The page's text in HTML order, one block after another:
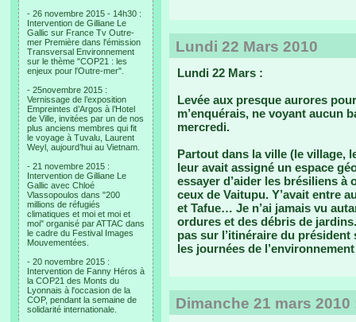
- 26 novembre 2015 - 14h30 :
Intervention de Gilliane Le
Gallic sur France Tv Outre-
mer Première dans l'émission
Transversal Environnement
sur le thème "COP21 : les
enjeux pour l'Outre-mer".
- 25novembre 2015 :
Vernissage de l’exposition
Empreintes d’Argos à l’Hotel
de Ville, invitées par un de nos
plus anciens membres qui fit
le voyage à Tuvalu, Laurent
Weyl, aujourd’hui au Vietnam.
- 21 novembre 2015 :
Intervention de Gilliane Le
Gallic avec Chloé
Vlassopoulos dans "200
millions de réfugiés
climatiques et moi et moi et
moi" organisé par ATTAC dans
le cadre du Festival Images
Mouvementées.
- 20 novembre 2015 :
Intervention de Fanny Héros à
la COP21 des Monts du
Lyonnais à l'occasion de la
COP, pendant la semaine de
solidarité internationale.
Lundi 22 Mars 2010
Lundi 22 Mars :
Levée aux presque aurores
m’enquérais, ne voyant aucun
mercredi.
Partout dans la ville (le village,
leur avait assigné un espace
essayer d’aider les brésiliens à
ceux de Vaitupu. Y’avait entre
et Tafue… Je n’ai jamais vu
ordures et des débris de
pas sur l’itinéraire du
les journées de
Dimanche 21 mars